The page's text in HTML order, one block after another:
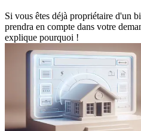
Si vous êtes déjà propriétaire d'un
prendra en compte dans votre
explique pourquoi !